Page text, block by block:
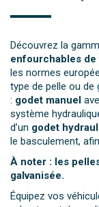
Découvrez la
enfourchables
les normes
type de pelle ou de
: godet manuel
système
d’un godet
le basculement,
À noter : les
galvanisée.
Équipez vos